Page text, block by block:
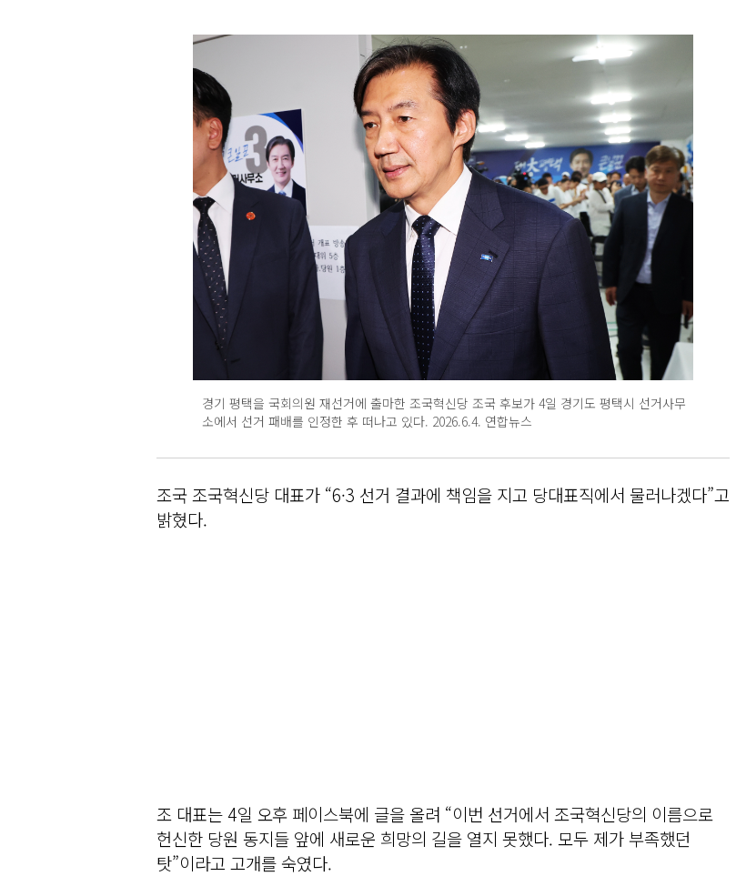
경기 평택을 국회의원 재선거에 출마한 조국혁신당 조국 후보가 4일 경기도 평택시 선거사무
소에서 선거 패배를 인정한 후 떠나고 있다. 2026.6.4. 연합뉴스
조국 조국혁신당 대표가 “6·3 선거 결과에 책임을 지고 당대표직에서 물러나겠다”고
밝혔다.
조 대표는 4일 오후 페이스북에 글을 올려 “이번 선거에서 조국혁신당의 이름으로
헌신한 당원 동지들 앞에 새로운 희망의 길을 열지 못했다. 모두 제가 부족했던
탓”이라고 고개를 숙였다.